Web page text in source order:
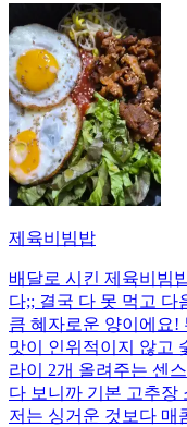
제육비빔밥
배달로 시킨 제육비빔
다;; 결국 다 못 먹고
큼 혜자로운 양이에요!
맛이 인위적이지 않고
라이 2개 올려주는 센
다 보니까 기본 고추장
저는 싱거운 것보다 매